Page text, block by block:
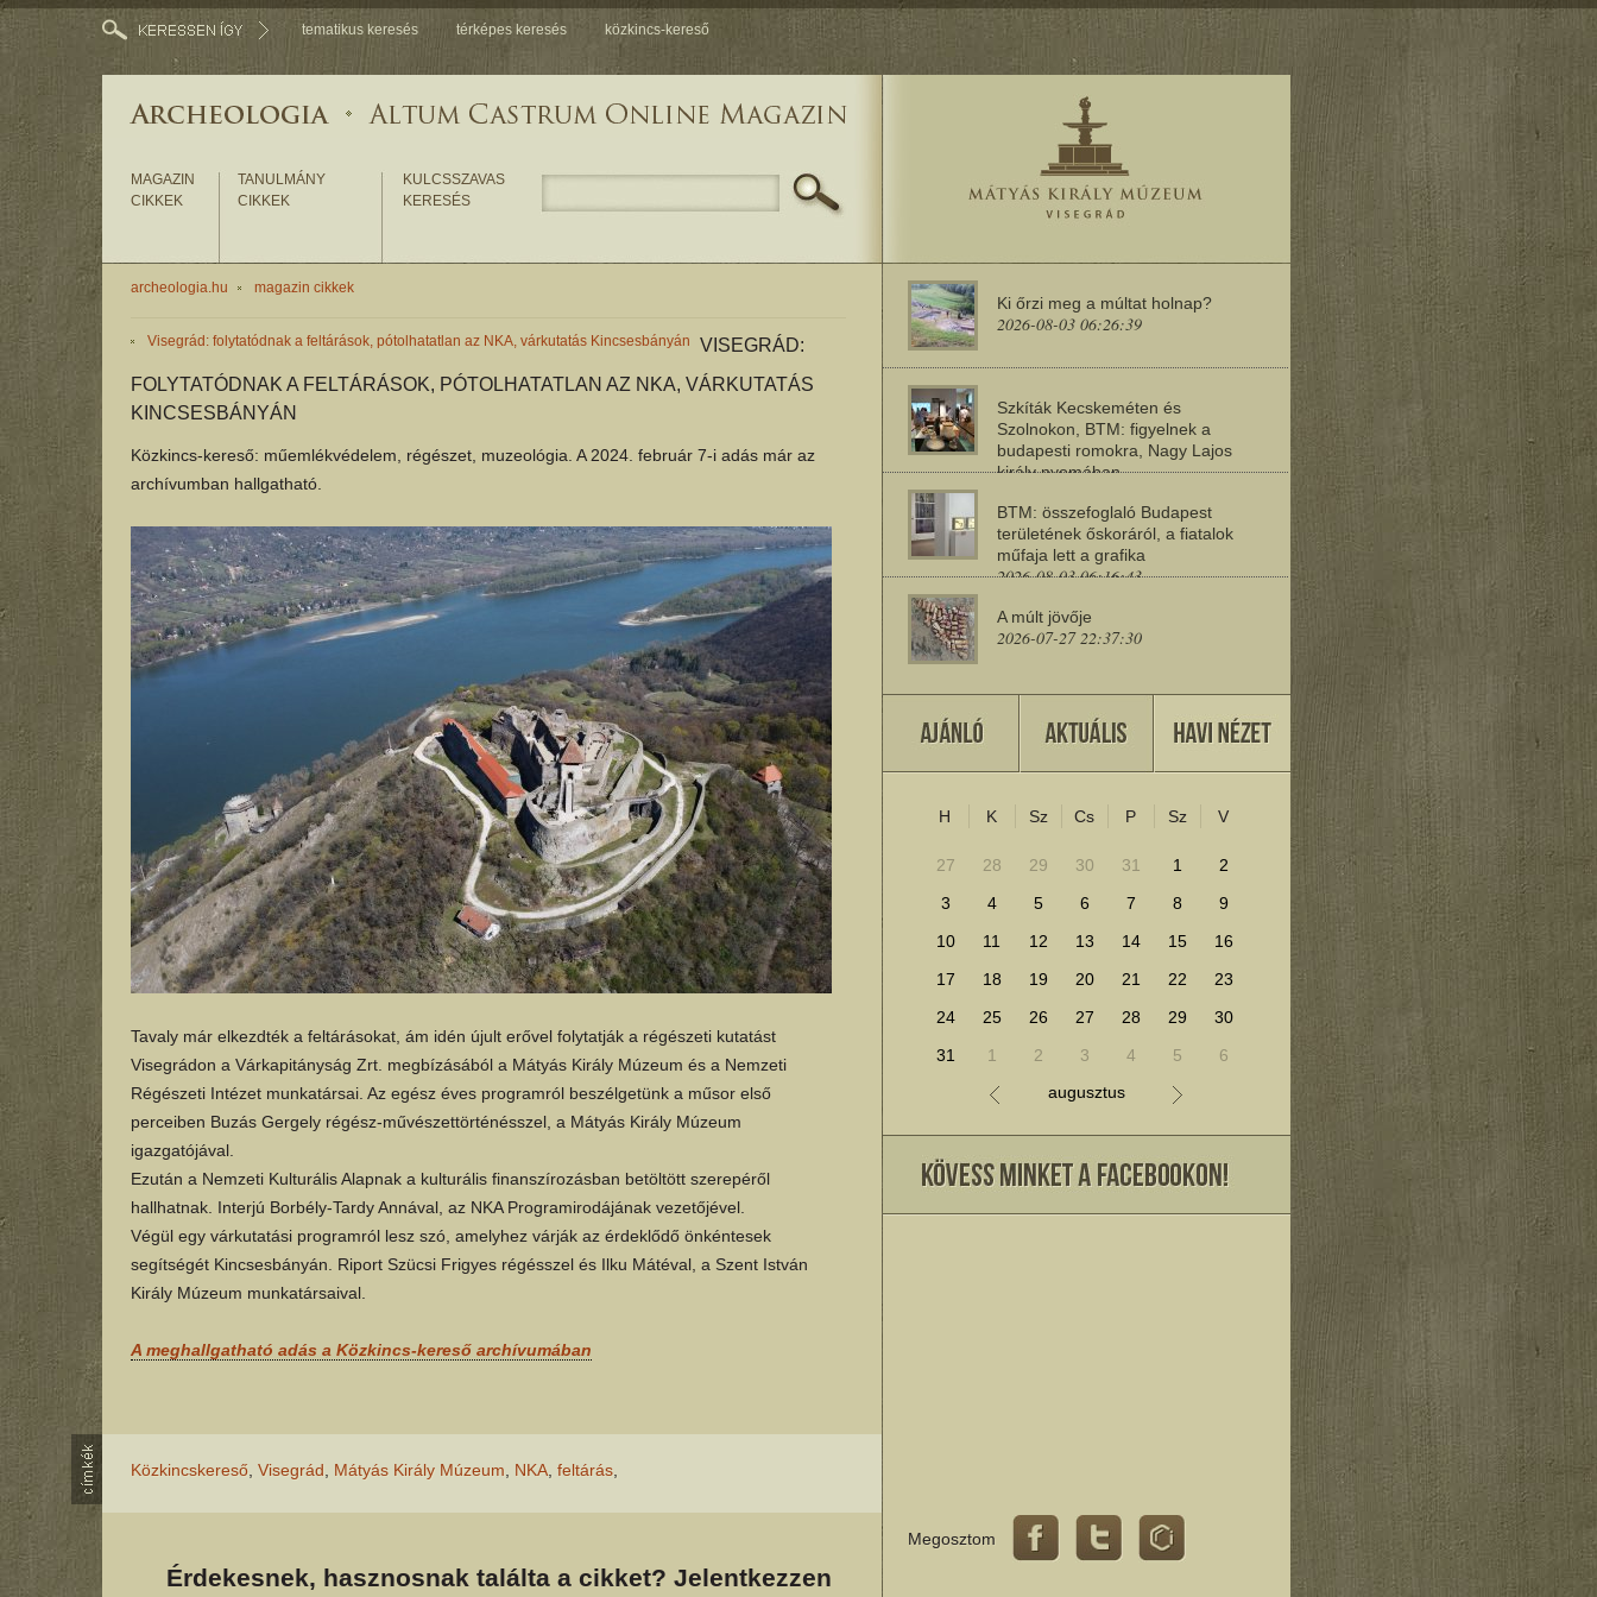
tematikus keresés térképes keresés közkincs-kereső
MAGAZIN
CIKKEK
TANULMÁNY
CIKKEK
KULCSSZAVAS
KERESÉS
archeologia.hu magazin cikkek
Visegrád: folytatódnak a feltárások, pótolhatatlan az NKA, várkutatás Kincsesbányán
VISEGRÁD:
FOLYTATÓDNAK A FELTÁRÁSOK, PÓTOLHATATLAN AZ NKA, VÁRKUTATÁS
KINCSESBÁNYÁN
Közkincs-kereső: műemlékvédelem, régészet, muzeológia. A 2024. február 7-i adás már az
archívumban hallgatható.
Tavaly már elkezdték a feltárásokat, ám idén újult erővel folytatják a régészeti kutatást
Visegrádon a Várkapitányság Zrt. megbízásából a Mátyás Király Múzeum és a Nemzeti
Régészeti Intézet munkatársai. Az egész éves programról beszélgetünk a műsor első
perceiben Buzás Gergely régész-művészettörténésszel, a Mátyás Király Múzeum
igazgatójával.
Ezután a Nemzeti Kulturális Alapnak a kulturális finanszírozásban betöltött szerepéről
hallhatnak. Interjú Borbély-Tardy Annával, az NKA Programirodájának vezetőjével.
Végül egy várkutatási programról lesz szó, amelyhez várják az érdeklődő önkéntesek
segítségét Kincsesbányán. Riport Szücsi Frigyes régésszel és Ilku Mátéval, a Szent István
Király Múzeum munkatársaival.
A meghallgatható adás a Közkincs-kereső archívumában
Közkincskereső, Visegrád Mátyás Király Múzeum NKA, feltárás,
Érdekesnek, hasznosnak találta a cikket? Jelentkezzen
Ki őrzi meg a múltat holnap?
2026-08-03 06:26:39
Szkíták Kecskeméten és
Szolnokon, BTM: figyelnek a
budapesti romokra, Nagy Lajos
király nyomában
BTM: összefoglaló Budapest
területének őskoráról, a fiatalok
műfaja lett a grafika
2026-08-03 06:16:43
A múlt jövője
2026-07-27 22:37:30
Miért szeresd a műemlékeket?
2026-07-25 11:30:41
További cikkek megjelenítéséhez kattints ide!
H K Sz Cs P Sz V
27 28 29 30 31 1
2
3
4 5 6 7 8
9
10
11 12 13 14 15
16
17
18 19 20 21 22
23
24
25 26 27 28 29
30
31
1 2 3 4 5
6
augusztus
Megosztom